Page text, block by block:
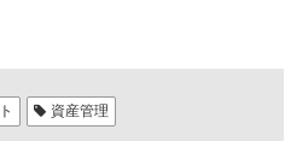
資産管理